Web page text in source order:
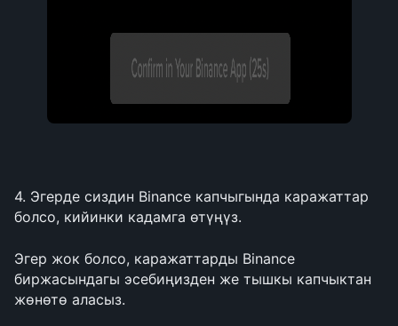
4. Эгерде сиздин Binance капчыгында каражаттар
болсо, кийинки кадамга өтүңүз.
Эгер жок болсо, каражаттарды Binance
биржасындагы эсебиңизден же тышкы капчыктан
жөнөтө аласыз.